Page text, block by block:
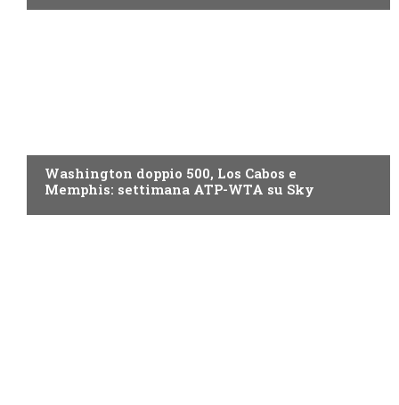
Washington doppio 500, Los Cabos e
Memphis: settimana ATP-WTA su Sky